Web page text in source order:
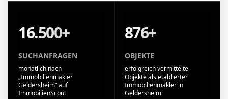
16.500+
SUCHANFRAGEN
monatlich nach
„Immobilienmakler
Geldersheim“ auf
ImmobilienScout
876+
OBJEKTE
erfolgreich vermittelte
Objekte als etablierter
Immobilienmakler in
Geldersheim